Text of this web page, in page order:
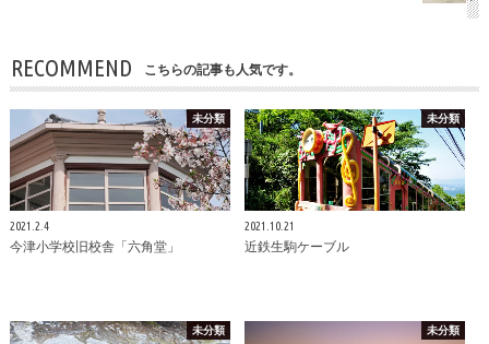
RECOMMEND こちらの記事も人気です。
未分類
2021.2.4
今津小学校旧校舎「六角堂」
未分類
2021.10.21
近鉄生駒ケーブル
未分類 未分類